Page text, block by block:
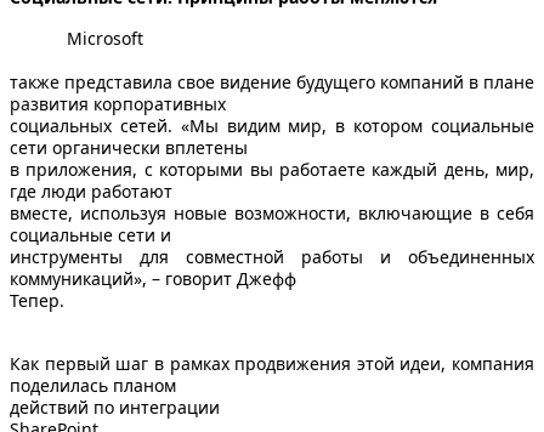
Microsoft
также представила свое видение будущего компаний в плане
развития корпоративных
социальных сетей. «Мы видим мир, в котором социальные
сети органически вплетены
в приложения, с которыми вы работаете каждый день, мир,
где люди работают
вместе, используя новые возможности, включающие в себя
социальные сети и
инструменты для совместной работы и объединенных
коммуникаций», – говорит Джефф
Тепер.
Как первый шаг в рамках продвижения этой идеи, компания
поделилась планом
действий по интеграции